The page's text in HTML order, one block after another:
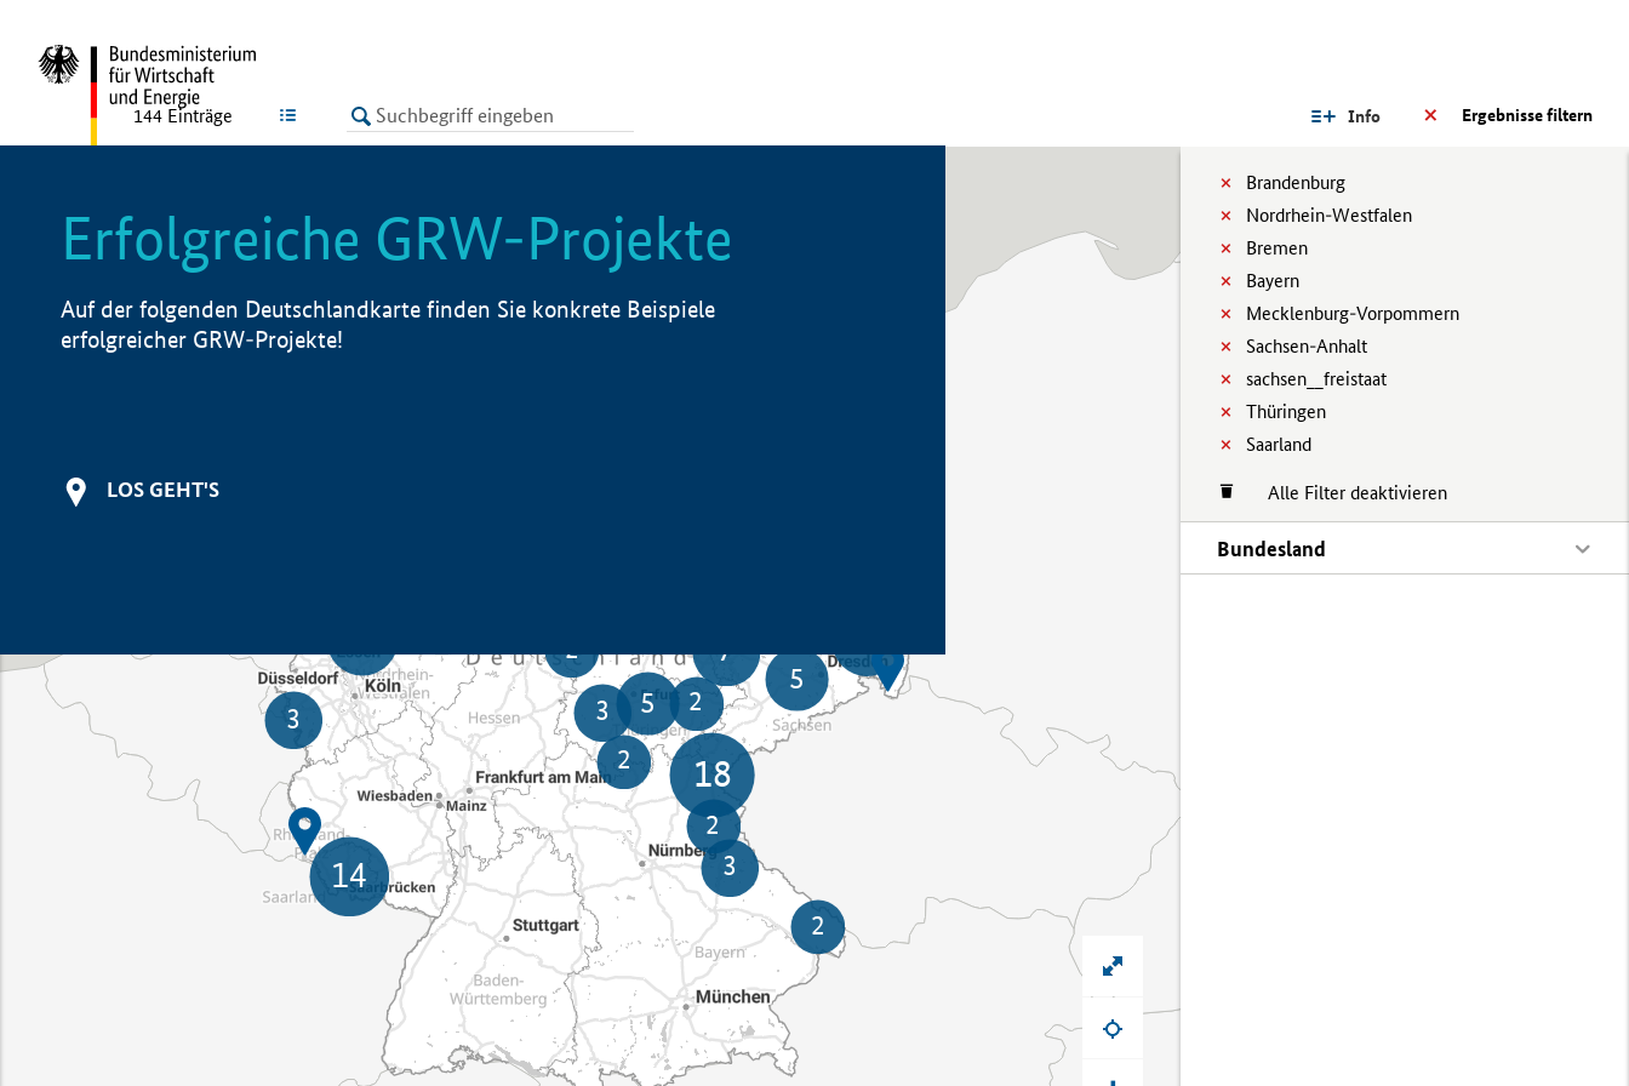
LISTE Ergebnisse filtern
Info
Brandenburg
Nordrhein-Westfalen
Bremen
Bayern
Mecklenburg-Vorpommern
Sachsen-Anhalt
sachsen__freistaat
Thüringen
Saarland
Alle Filter deaktivieren
Bundesland
144 Einträge
Erfolgreiche GRW-Projekte
Auf der folgenden Deutschlandkarte finden Sie konkrete Beispiele
erfolgreicher GRW-Projekte!
LOS GEHT'S